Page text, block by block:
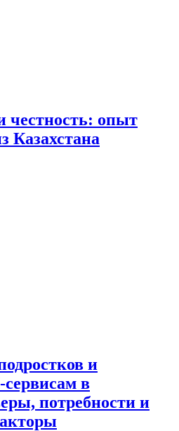
опыт
Казахстана
и
в
потребности и